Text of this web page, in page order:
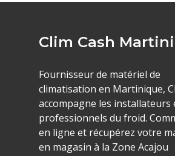
Clim Cash
Fournisseur de matériel de
climatisation en Martinique,
accompagne les installateurs
professionnels du froid.
en ligne et récupérez votre
en magasin à la Zone Acajou